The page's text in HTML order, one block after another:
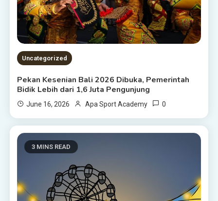
Uncategorized
Pekan Kesenian Bali 2026 Dibuka, Pemerintah
Bidik Lebih dari 1,6 Juta Pengunjung
June 16, 2026 Apa Sport Academy 0
3 MINS READ